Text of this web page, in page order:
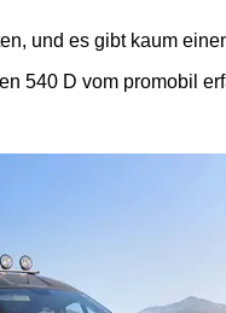
und es gibt kaum
540 D vom promobil